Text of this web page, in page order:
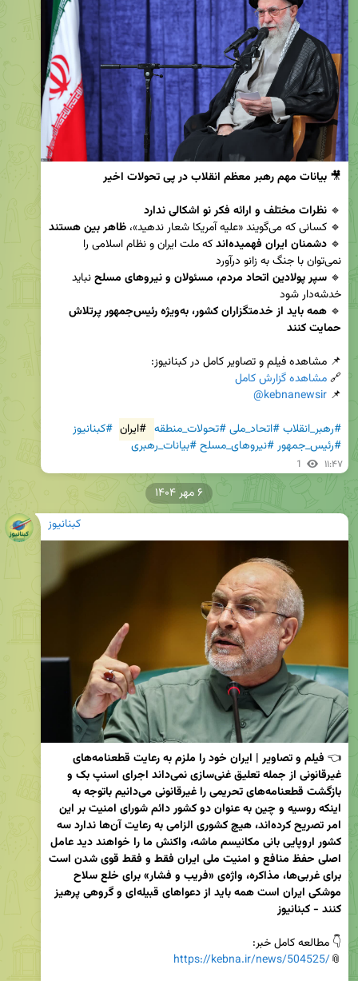
🎥 بیانات مهم رهبر معظم انقلاب در پی تحولات اخیر
🔹 نظرات مختلف و ارائه فکر نو اشکالی ندارد
🔹 کسانی که می‌گویند «علیه آمریکا شعار ندهید»،
ظاهر‌ بین هستند
🔹 دشمنان ایران فهمیده‌اند
🔹 سپر پولادین اتحاد مردم، مسئولان و نیروهای مسلح
🔹
حمایت کنند
🔗 مشاهده گزارش کامل
📌
@kebnanewsir
#رهبر_انقلاب#اتحاد_ملی#تحولات_منطقه #ایران #کبنانیوز
#رئیس_جمهور#نیروهای_مسلح#بیانات_رهبری
1 ۱۱:۴۷
کبنانیوز
👈
موشکی ایران است همه باید از دعوا‌های قبیله‌ای و گروهی پرهیز
📎
https://kebna.ir/news/504525/
۶ مهر ۱۴۰۴